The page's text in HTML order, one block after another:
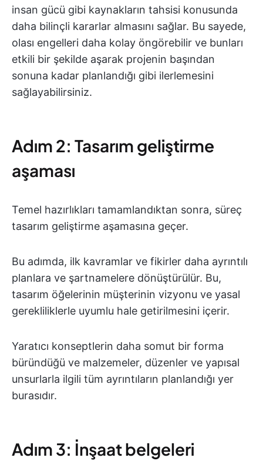
insan gücü gibi kaynakların tahsisi konusunda
daha bilinçli kararlar almasını sağlar. Bu sayede,
olası engelleri daha kolay öngörebilir ve bunları
etkili bir şekilde aşarak projenin başından
sonuna kadar planlandığı gibi ilerlemesini
sağlayabilirsiniz.
Adım 2: Tasarım geliştirme
aşaması
Temel hazırlıkları tamamlandıktan sonra, süreç
tasarım geliştirme aşamasına geçer.
Bu adımda, ilk kavramlar ve fikirler daha ayrıntılı
planlara ve şartnamelere dönüştürülür. Bu,
tasarım öğelerinin müşterinin vizyonu ve yasal
gerekliliklerle uyumlu hale getirilmesini içerir.
Yaratıcı konseptlerin daha somut bir forma
büründüğü ve malzemeler, düzenler ve yapısal
unsurlarla ilgili tüm ayrıntıların planlandığı yer
burasıdır.
Adım 3: İnşaat belgeleri